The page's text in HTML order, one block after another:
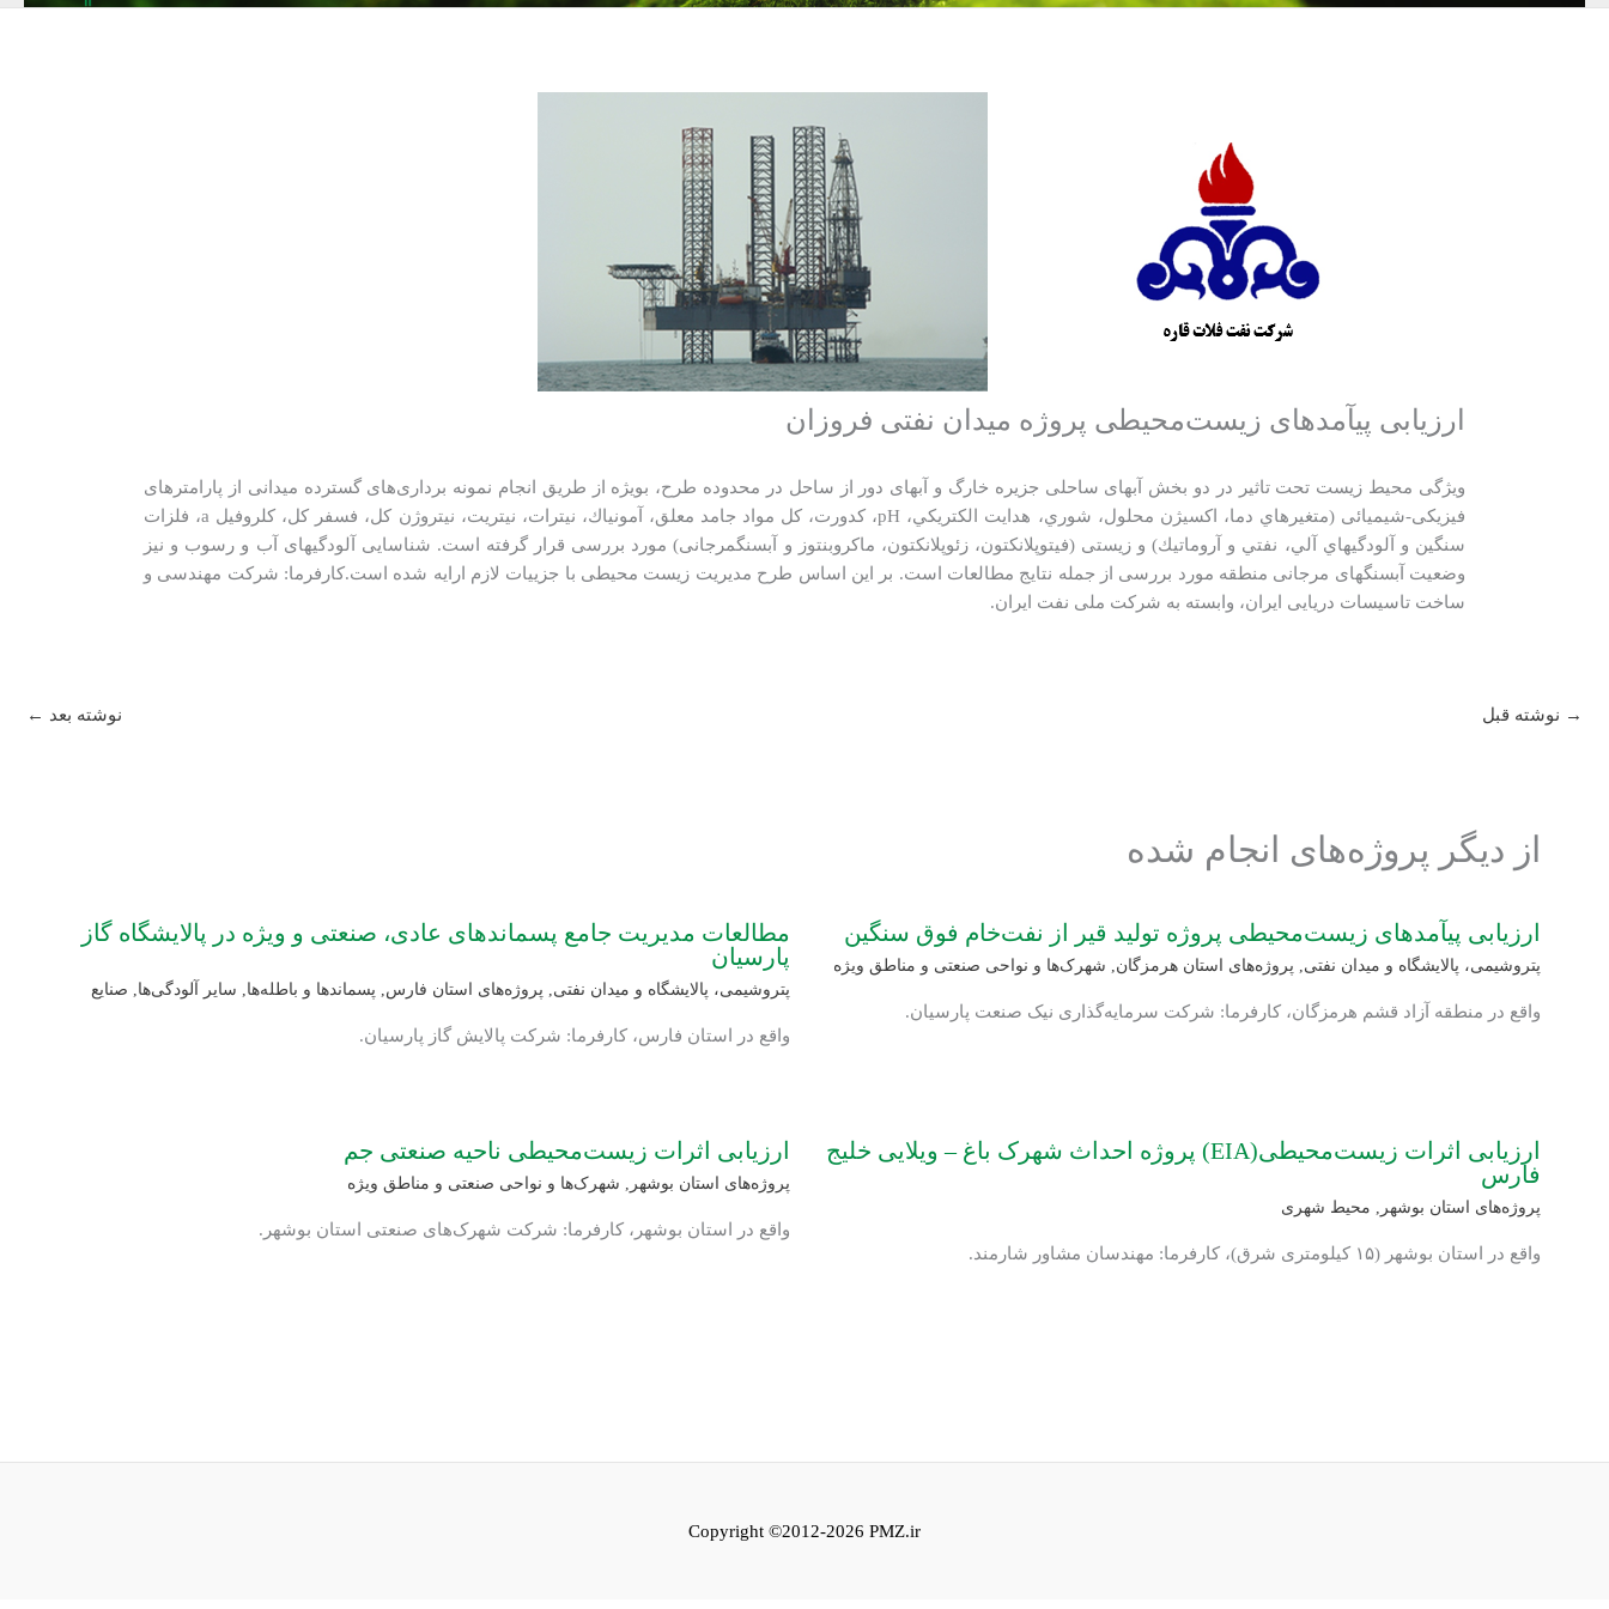
ارزیابی پیآمدهای زیست‌محیطی پروژه میدان نفتی فروزان
ویژگی محیط زیست تحت تاثیر در دو بخش آبهای ساحلی جزیره خارگ و آبهای دور از ساحل در محدوده طرح، بویژه از طریق انجام نمونه­ برداری­‌های گسترده میدانی از پارامترهای
فیزیکی-شیمیائی (متغيرهاي دما، اكسيژن محلول، شوري، هدايت الكتريكي، pH، كدورت، كل مواد جامد معلق، آمونياك، نيترات، نيتريت، نيتروژن كل، فسفر كل، كلروفيل a، فلزات
سنگين و آلودگي‏هاي آلي، نفتي و آروماتيك) و زیستی (فيتوپلانكتون، زئوپلانكتون، ماکروبنتوز و آبسنگ­مرجانی) مورد بررسی قرار گرفته است. شناسایی آلودگی­های آب و رسوب و نیز
وضعیت آبسنگ‏های مرجانی منطقه مورد بررسی از جمله نتایج مطالعات است. بر این اساس طرح مدیریت زیست محیطی با جزییات لازم ارایه شده است.کارفرما: شرکت مهندسی و
ساخت تاسیسات دریایی ایران، وابسته به شرکت ملی نفت ایران.
→ نوشته قبل نوشته بعد ←
از دیگر پروژه‌های انجام شده
ارزیابی پی‏آمدهای زیست‌محیطی پروژه تولید قیر از نفت‌خام فوق سنگین
پتروشیمی، پالایشگاه و میدان نفتی, پروژه‌های استان هرمزگان, شهرک‌ها و نواحی صنعتی و مناطق ویژه
واقع در منطقه آزاد قشم هرمزگان، کارفرما: شرکت سرمایه‌گذاری نیک صنعت پارسیان.
مطالعات مدیریت جامع پسماندهای عادی، صنعتی و ویژه در پالایشگاه گاز
پارسیان
پتروشیمی، پالایشگاه و میدان نفتی, پروژه‌های استان فارس, پسماندها و باطله‌ها, سایر آلودگی‌ها, صنایع
واقع در استان فارس، کارفرما: شرکت پالایش گاز پارسیان.
ارزیابی اثرات زیست‌محیطی(EIA) پروژه احداث شهرک باغ – ویلایی خلیج
فارس
پروژه‌های استان بوشهر , محیط شهری
واقع در استان بوشهر (۱۵ کیلومتری شرق)، کارفرما: مهندسان مشاور شارمند.
ارزیابی اثرات زیست‌محیطی ناحیه صنعتی جم
پروژه‌های استان بوشهر , شهرک‌ها و نواحی صنعتی و مناطق ویژه
واقع در استان بوشهر، کارفرما: شرکت شهرک‌های صنعتی استان بوشهر.
Copyright ©2012-2026 PMZ.ir